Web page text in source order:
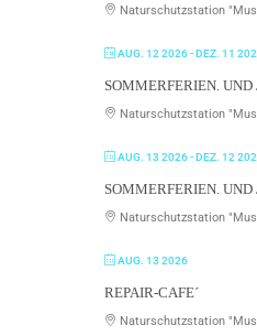
Naturschutzstation
AUG. 12 2026- DEZ. 11
SOMMERFERIEN. UND
Naturschutzstation
AUG. 13 2026- DEZ. 12
SOMMERFERIEN. UND
Naturschutzstation
AUG. 13 2026
REPAIR-CAFE´
Naturschutzstation